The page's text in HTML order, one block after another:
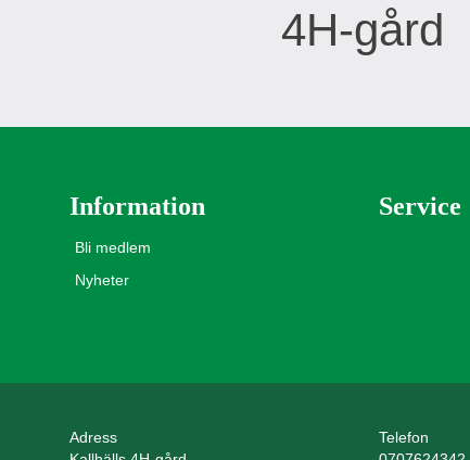
Information
Bli medlem
Nyheter
Service
Adress
Telefon